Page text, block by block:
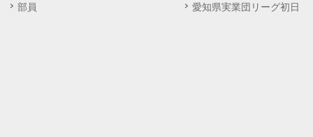
部員
愛知県実業団リーグ初日